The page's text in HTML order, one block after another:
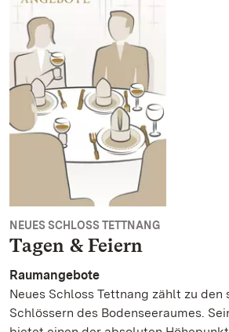
NEUES SCHLOSS TETTNANG
Tagen & Feiern
Raumangebote
Neues Schloss Tettnang zählt zu den
Schlössern des Bodenseeraumes.